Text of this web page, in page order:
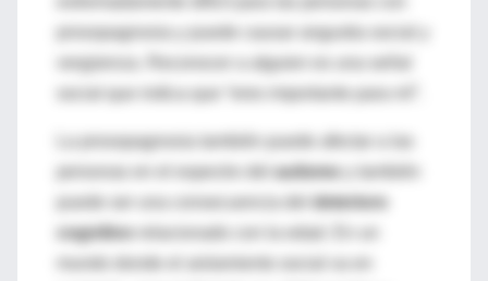
prosopagnosia y puede causar angustia social y
vergüenza. Reconocer a alguien es una señal
social que indica que “eres importante para mí”.
La prosopagnosia también puede afectar a las
autismo
deterioro
cognitivo